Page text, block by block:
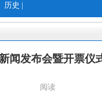
历史 |
闻发布会暨开票仪
阅读